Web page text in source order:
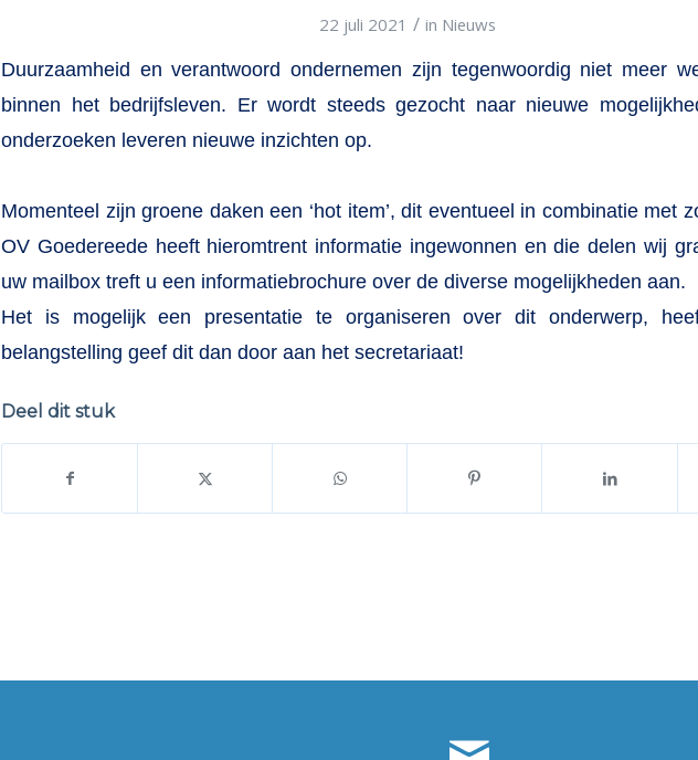
22 juli 2021 / in Nieuws
Duurzaamheid en verantwoord ondernemen zijn tegenwoordig niet meer
binnen het bedrijfsleven. Er wordt steeds gezocht naar nieuwe
onderzoeken leveren nieuwe inzichten op.
Momenteel zijn groene daken een ‘hot item’, dit eventueel in combinatie met
OV Goedereede heeft hieromtrent informatie ingewonnen en die delen wij
uw mailbox treft u een informatiebrochure over de diverse mogelijkheden aan.
Het is mogelijk een presentatie te organiseren over dit onderwerp,
belangstelling geef dit dan door aan het secretariaat!
Deel dit stuk